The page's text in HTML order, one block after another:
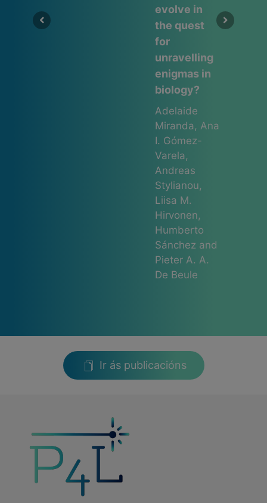
evolve in
the quest
for
unravelling
enigmas in
biology?
Adelaide
Miranda, Ana
I. Gómez-
Varela,
Andreas
Stylianou,
Liisa M.
Hirvonen,
Humberto
Sánchez and
Pieter A. A.
De Beule
Ir ás publicacións